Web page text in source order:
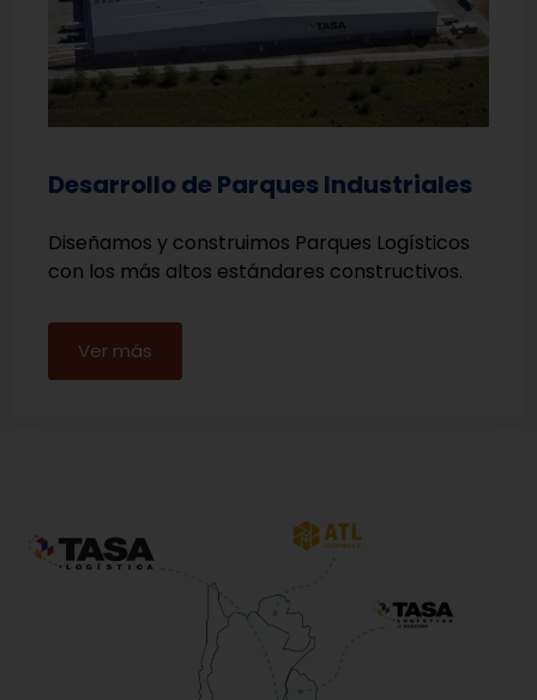
Desarrollo de Parques Industriales
Diseñamos y construimos Parques Logísticos
con los más altos estándares constructivos.
Ver más